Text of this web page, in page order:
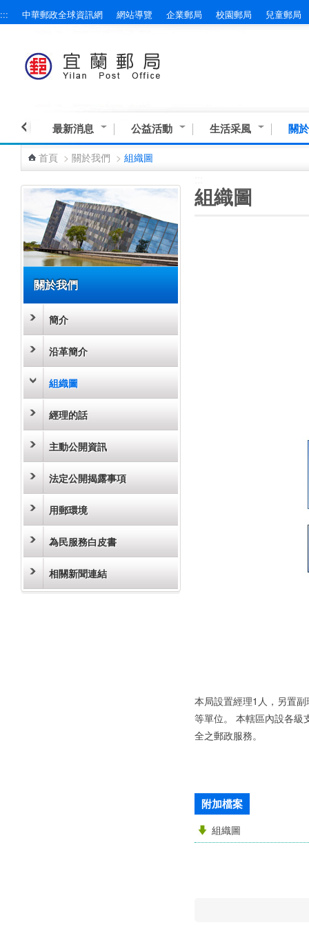
跳到主要內容區塊
::: 中華郵政全球資訊網 網站導覽 企業郵局 校園郵局 兒童郵局
最新消息 公益活動 生活采風 關
首頁 > 關於我們 > 組織圖
關於我們
簡介
沿革簡介
組織圖
經理的話
主動公開資訊
法定公開揭露事項
用郵環境
為民服務白皮書
相關新聞連結
組織圖
本局設置經理1人，另置
等單位。 本轄區內設各級
全之郵政服務。
附加檔案
組織圖